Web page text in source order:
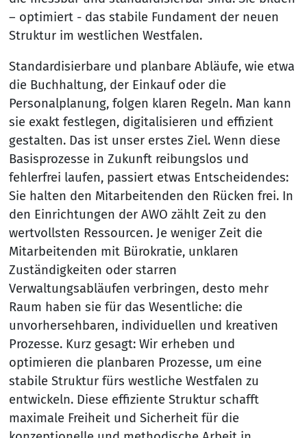
– optimiert - das stabile Fundament der neuen
Struktur im westlichen Westfalen.
Standardisierbare und planbare Abläufe, wie etwa
die Buchhaltung, der Einkauf oder die
Personalplanung, folgen klaren Regeln. Man kann
sie exakt festlegen, digitalisieren und effizient
gestalten. Das ist unser erstes Ziel. Wenn diese
Basisprozesse in Zukunft reibungslos und
fehlerfrei laufen, passiert etwas Entscheidendes:
Sie halten den Mitarbeitenden den Rücken frei. In
den Einrichtungen der AWO zählt Zeit zu den
wertvollsten Ressourcen. Je weniger Zeit die
Mitarbeitenden mit Bürokratie, unklaren
Zuständigkeiten oder starren
Verwaltungsabläufen verbringen, desto mehr
Raum haben sie für das Wesentliche: die
unvorhersehbaren, individuellen und kreativen
Prozesse. Kurz gesagt: Wir erheben und
optimieren die planbaren Prozesse, um eine
stabile Struktur fürs westliche Westfalen zu
entwickeln. Diese effiziente Struktur schafft
maximale Freiheit und Sicherheit für die